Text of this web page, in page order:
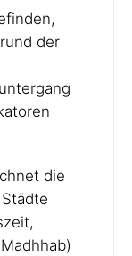
der
die